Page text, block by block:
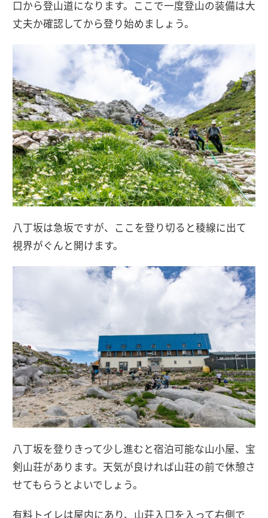
口から登山道になります。ここで一度登山の装備は大
丈夫か確認してから登り始めましょう。
八丁坂は急坂ですが、ここを登り切ると稜線に出て
視界がぐんと開けます。
八丁坂を登りきって少し進むと宿泊可能な山小屋、宝
剣山荘があります。天気が良ければ山荘の前で休憩さ
せてもらうとよいでしょう。
有料トイレは屋内にあり、山荘入口を入って右側で